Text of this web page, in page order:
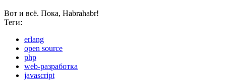
Вот и всё. Пока, Habrahabr!
Теги:
erlang
open source
php
web-разработка
javascript